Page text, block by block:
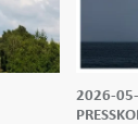
2026-